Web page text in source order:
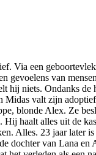
Via een
gevoelens van
hij niets. Ondanks de
Midas valt zijn
blonde Alex. Ze
haalt alles uit de
Alles. 23 jaar later
dochter van Lana en